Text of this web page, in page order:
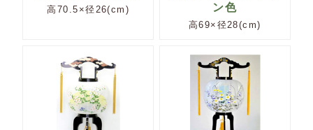
高70.5×径26(cm)
ン色
高69×径28(cm)